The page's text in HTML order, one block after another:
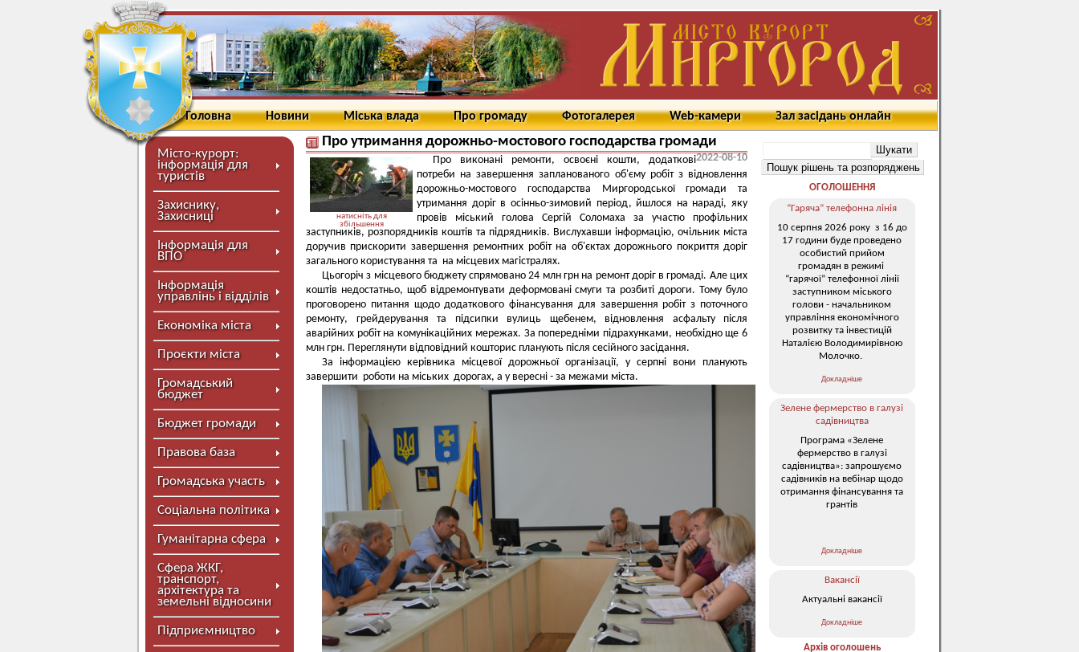
Головна Новини Міська влада Про громаду Фотогалерея Web-камери Зал засідань онлайн
Місто-курорт:
інформація для
туристів
Захиснику,
Захисниці
Інформація для
ВПО
Інформація
управлінь і відділів
Економіка міста
Проєкти міста
Громадський
бюджет
Бюджет громади
Правова база
Громадська участь
Соціальна політика
Гуманітарна сфера
Сфера ЖКГ,
транспорт,
архітектура та
земельні відносини
Підприємництво
Про утримання дорожньо-мостового господарства громади
2022-08-10
натисніть для
збільшення
Про виконані ремонти, освоєні кошти, додаткові
потреби на завершення запланованого об'єму робіт з відновлення
дорожньо-мостового господарства Миргородської громади та
утримання доріг в осінньо-зимовий період, йшлося на нараді, яку
провів міський голова Сергій Соломаха за участю профільних
заступників, розпорядників коштів та підрядників. Вислухавши інформацію, очільник міста
доручив прискорити завершення ремонтних робіт на об'єктах дорожнього покриття доріг
загального користування та на місцевих магістралях.
Цьогоріч з місцевого бюджету спрямовано 24 млн грн на ремонт доріг в громаді. Але цих
коштів недостатньо, щоб відремонтувати деформовані смуги та розбиті дороги. Тому було
проговорено питання щодо додаткового фінансування для завершення робіт з поточного
ремонту, грейдерування та підсипки вулиць щебенем, відновлення асфальту після
аварійних робіт на комунікаційних мережах. За попередніми підрахунками, необхідно ще 6
млн грн. Переглянути відповідний кошторис планують після сесійного засідання.
За інформацією керівника місцевої дорожньої організації, у серпні вони планують
завершити роботи на міських дорогах, а у вересні - за межами міста.
ОГОЛОШЕННЯ
“Гаряча” телефонна лінія
10 серпня 2026 року з 16 до
17 години буде проведено
особистий прийом
громадян в режимі
“гарячої” телефонної лінії
заступником міського
голови - начальником
управління економічного
розвитку та інвестицій
Наталією Володимирівною
Молочко.
Докладніше
Зелене фермерство в галузі
садівництва
Програма «Зелене
фермерство в галузі
садівництва»: запрошуємо
садівників на вебінар щодо
отримання фінансування та
грантів
Докладніше
Вакансії
Актуальні вакансії
Докладніше
Архів оголошень